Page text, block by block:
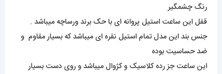
رنگ چشمگیر
قفل این ساعت استیل پروانه ای با حک برند ورساچه میباشد .
جنس بند این مدل تمام استیل نقره ای میباشد که بسیار مقاوم و
ضد حساسیت بوده
این ساعت جز رده کلاسیک و کژوال میباشد و روی دست بسیار